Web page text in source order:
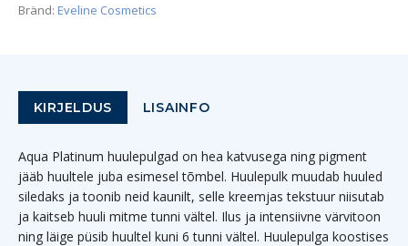
Bränd: Eveline Cosmetics
KIRJELDUS LISAINFO
Aqua Platinum huulepulgad on hea katvusega ning pigment
jääb huultele juba esimesel tõmbel. Huulepulk muudab huuled
siledaks ja toonib neid kaunilt, selle kreemjas tekstuur niisutab
ja kaitseb huuli mitme tunni vältel. Ilus ja intensiivne värvitoon
ning läige püsib huultel kuni 6 tunni vältel. Huulepulga koostises